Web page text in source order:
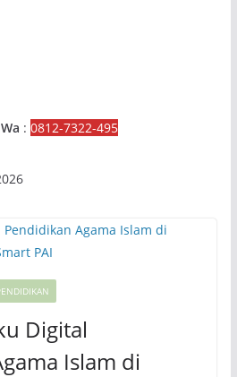
: 0812-7322-495
Digital
Islam di